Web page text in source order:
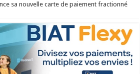
sa nouvelle carte de paiement fractionné